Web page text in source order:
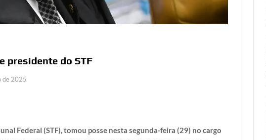
presidente do STF
de 2025
Federal (STF), tomou posse nesta segunda-feira (29) no cargo